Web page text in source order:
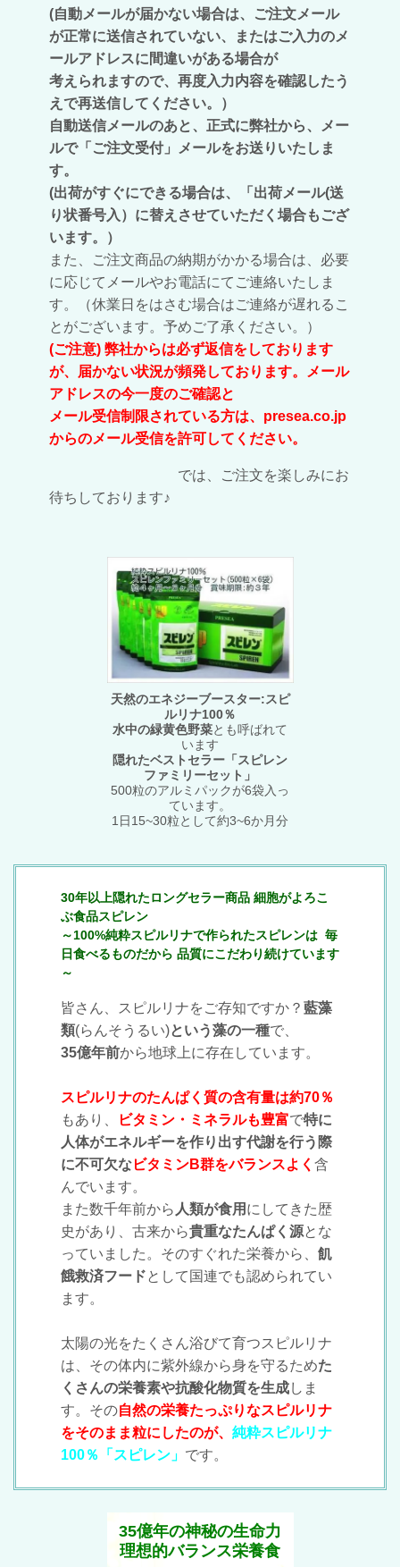
(自動メールが届かない場合は、ご注文メール
が正常に送信されていない、またはご入力のメ
ールアドレスに間違いがある場合が
考えられますので、再度入力内容を確認したう
えで再送信してください。）
自動送信メールのあと、正式に弊社から、メー
ルで「ご注文受付」メールをお送りいたしま
す。
(出荷がすぐにできる場合は、「出荷メール(送
り状番号入）に替えさせていただく場合もござ
います。）
また、ご注文商品の納期がかかる場合は、必要
に応じてメールやお電話にてご連絡いたしま
す。
（休業日をはさむ場合はご連絡が遅れるこ
とがございます。予めご了承ください。）
(ご注意) 弊社からは必ず返信をしております
が、届かない状況が頻発しております。メール
アドレスの今一度のご確認と
メール受信制限されている方は、presea.co.jp
からのメール受信を許可してください。
では、ご注文を楽しみにお
待ちしております♪
天然のエネジーブースター:スピ
ルリナ100％
水中の緑黄色野菜とも呼ばれて
います
隠れたベストセラー「スピレン
ファミリーセット」
500粒のアルミパックが6袋入っ
ています。
1日15~30粒として約3~6か月分
30年以上隠れたロングセラー商品 細胞がよろこ
ぶ食品スピレン
～100%純粋スピルリナで作られたスピレンは 毎
日食べるものだから 品質にこだわり続けています
～
皆さん、スピルリナをご存知ですか？ 藍藻
類(らんそうるい)という藻の一種で、
35億年前から地球上に存在しています。
スピルリナのたんぱく質の含有量は約70％
もあり、
ビタミン・ミネラルも豊富で特に
人体がエネルギーを作り出す代謝を行う際
に不可欠なビタミンB群をバランスよく 含
んでいます。
また数千年前から 人類が食用 にしてきた歴
史があり、古来から貴重なたんぱく源とな
っていました。そのすぐれた栄養から、 飢
餓救済フードとして国連でも認められてい
ます。
太陽の光をたくさん浴びて育つスピルリナ
は、その体内に紫外線から身を守るためた
くさんの栄養素や抗酸化物質を生成しま
す。その自然の栄養たっぷりなスピルリナ
をそのまま粒にしたのが、 純粋スピルリナ
100％「スピレン」 です。
35億年の神秘の生命力
理想的バランス栄養食